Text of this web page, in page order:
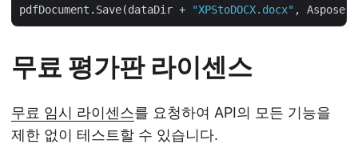
pdfDocument.Save(dataDir +
"XPStoDOCX.docx"
무료 평가판 라이센스
무료 임시 라이센스를 요청하여 API의 모든 기능을
제한 없이 테스트할 수 있습니다.